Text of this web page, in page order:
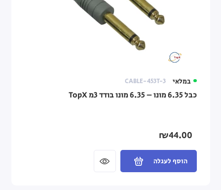
במלאי CABLE-453T-3
כבל 6.35 מונו – 6.35 מונו בודד 3מ TopX
₪44.00
הוסף לעגלה